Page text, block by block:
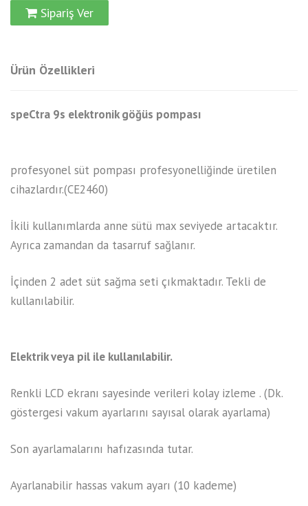
Sipariş Ver
Ürün Özellikleri
speCtra 9s elektronik göğüs pompası
profesyonel süt pompası profesyonelliğinde üretilen
cihazlardır.(CE2460)
İkili kullanımlarda anne sütü max seviyede artacaktır.
Ayrıca zamandan da tasarruf sağlanır.
İçinden 2 adet süt sağma seti çıkmaktadır. Tekli de
kullanılabilir.
Elektrik veya pil ile kullanılabilir.
Renkli LCD ekranı sayesinde verileri kolay izleme . (Dk.
göstergesi vakum ayarlarını sayısal olarak ayarlama)
Son ayarlamalarını hafızasında tutar.
Ayarlanabilir hassas vakum ayarı (10 kademe)